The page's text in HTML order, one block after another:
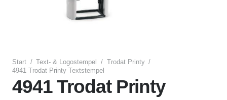
Start / Text- & Logostempel / Trodat Printy /
4941 Trodat Printy Textstempel
4941 Trodat Printy